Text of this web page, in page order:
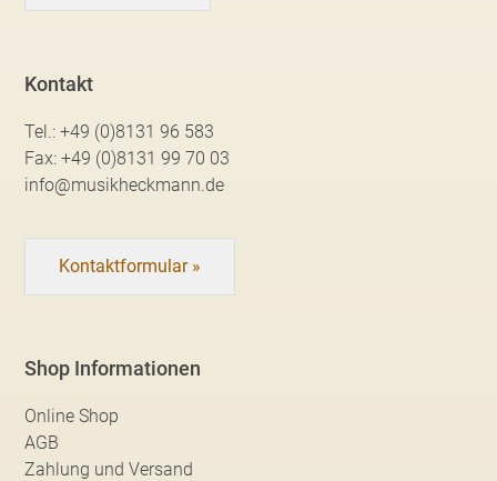
Kontakt
Tel.:+49 (0)8131 96 583
Fax:+49 (0)8131 99 70 03
info@musikheckmann.de
Kontaktformular »
Shop Informationen
Online Shop
AGB
Zahlung und Versand